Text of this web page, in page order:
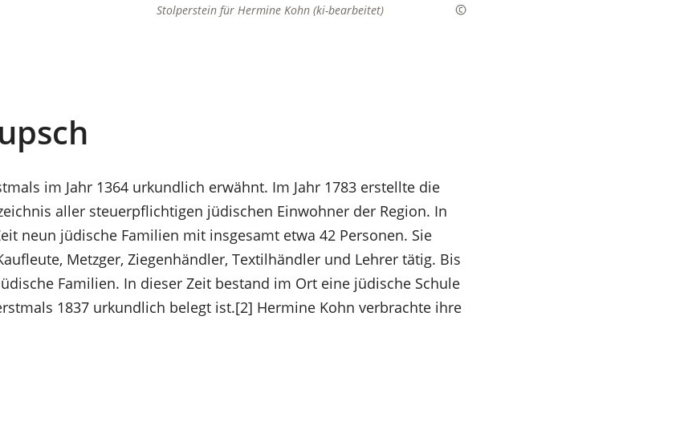
Stolperstein für Hermine Kohn (ki-bearbeitet)
im Jahr 1364 urkundlich erwähnt. Im Jahr 1783 erstellte die
aller steuerpflichtigen jüdischen Einwohner der Region. In
neun jüdische Familien mit insgesamt etwa 42 Personen. Sie
Metzger, Ziegenhändler, Textilhändler und Lehrer tätig. Bis
Familien. In dieser Zeit bestand im Ort eine jüdische Schule
1837 urkundlich belegt ist.[2] Hermine Kohn verbrachte ihre